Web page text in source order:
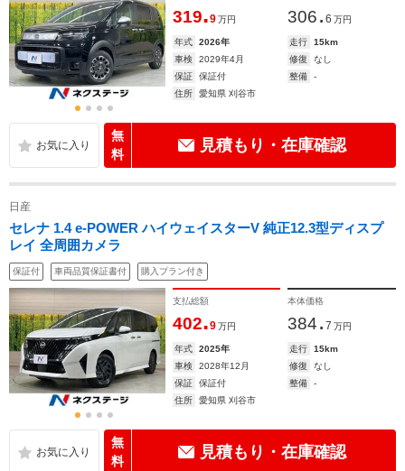
319.9 万円 306. 6 万円
年式 2026年 走行
15km
車検
2029年4月 修復
なし
保証
保証付 整備
-
住所
愛知県 刈谷市
無
料
見積もり・在庫確認
日産
セレナ 1.4 e-POWER ハイウェイスターV 純正12.3型ディスプ
レイ 全周囲カメラ
保証付 車両品質保証書付 購入プラン付き
支払総額
402.9 万円
本体価格
384. 7 万円
年式 2025年 走行
15km
車検
2028年12月 修復
なし
保証
保証付 整備
-
住所
愛知県 刈谷市
無
料
見積もり・在庫確認